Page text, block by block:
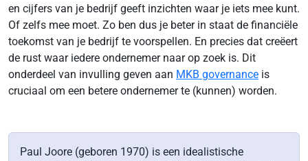
en cijfers van je bedrijf geeft inzichten waar je iets mee kunt.
Of zelfs mee moet. Zo ben dus je beter in staat de financiële
toekomst van je bedrijf te voorspellen. En precies dat creëert
de rust waar iedere ondernemer naar op zoek is. Dit
onderdeel van invulling geven aan MKB governance is
cruciaal om een betere ondernemer te (kunnen) worden.
Paul Joore (geboren 1970) is een idealistische